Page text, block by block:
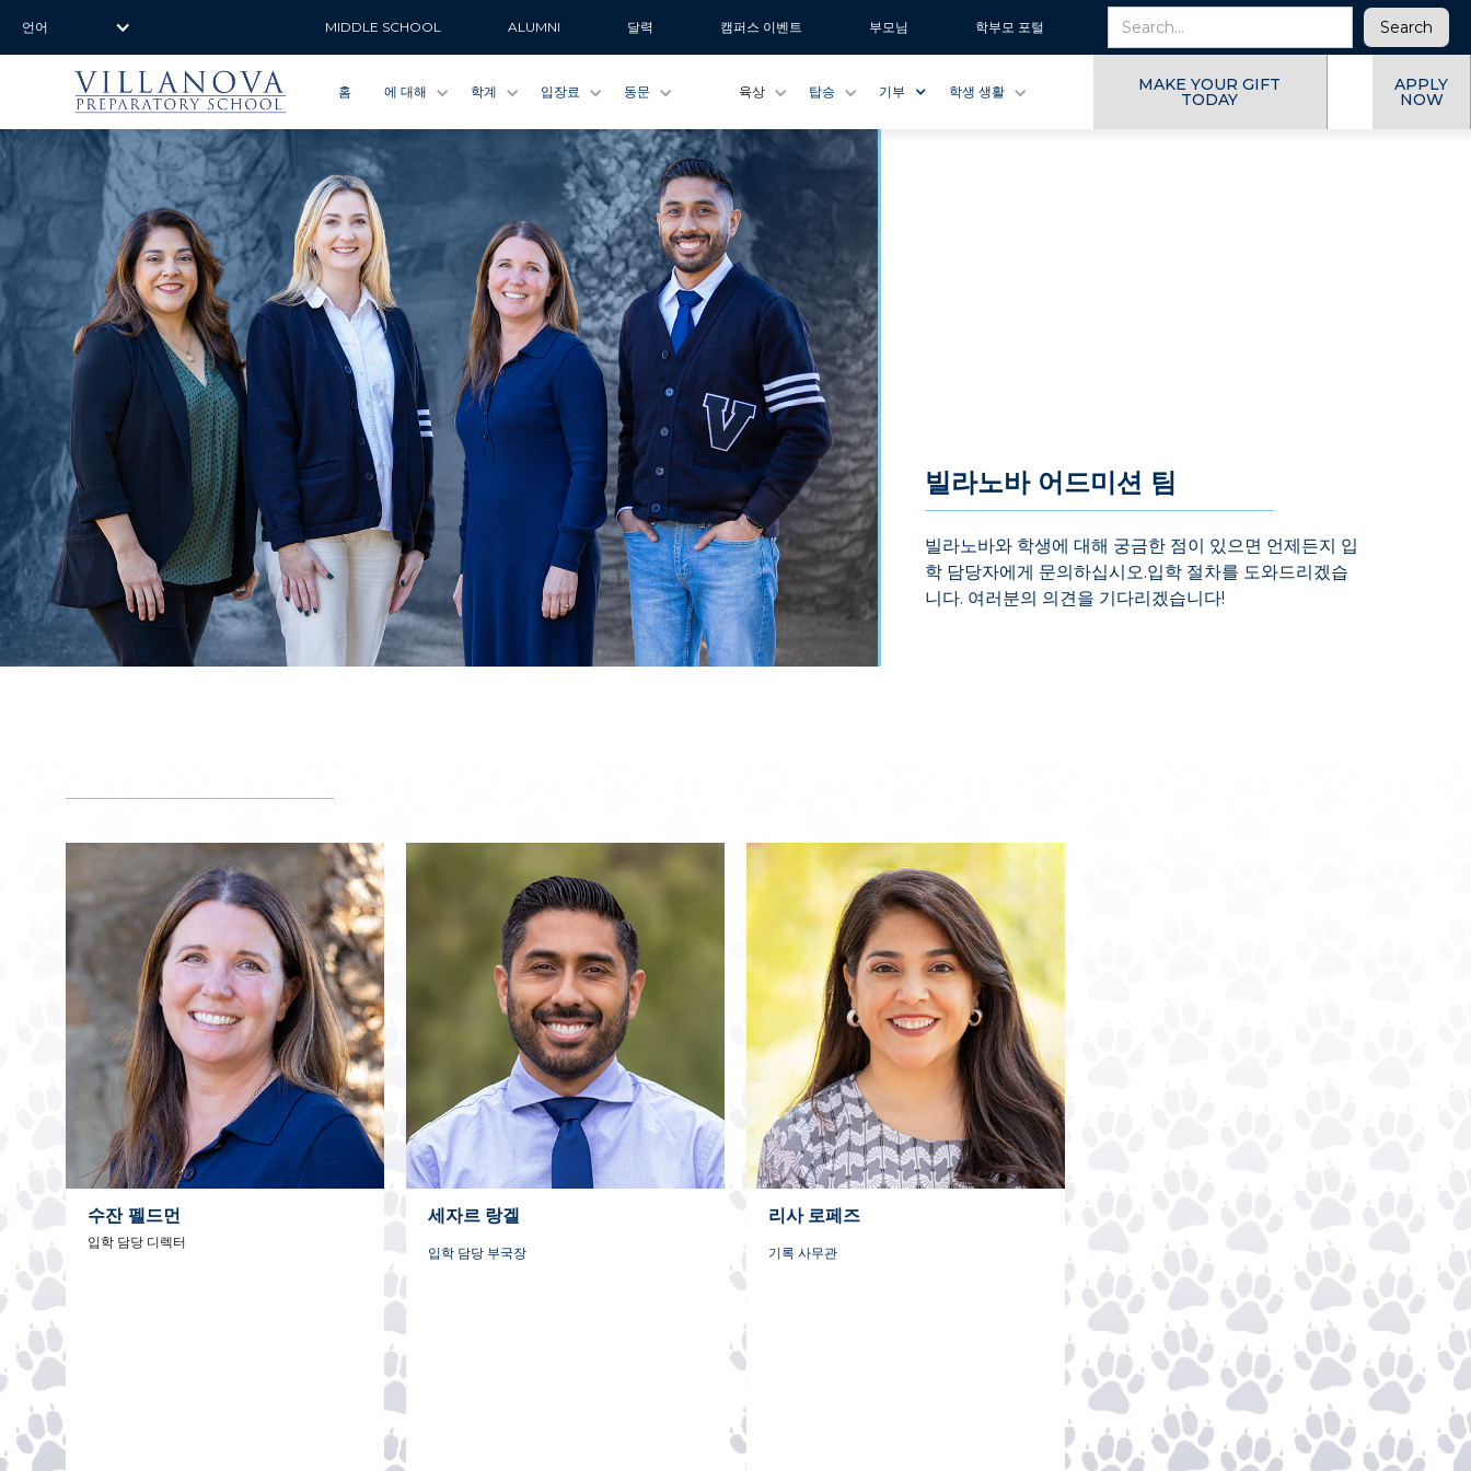
언어 MIDDLE SCHOOL ALUMNI 달력 캠퍼스 이벤트 부모님 학부모 포털
홈 에 대해 학계 입장료 동문 육상 탑승 기부 학생 생활 MAKE YOUR GIFT
TODAY
APPLY
NOW
빌라노바 어드미션 팀
빌라노바와 학생에 대해 궁금한 점이 있으면 언제든지 입
학 담당자에게 문의하십시오.입학 절차를 도와드리겠습
니다. 여러분의 의견을 기다리겠습니다!
수잔 펠드먼
입학 담당 디렉터
세자르 랑겔
입학 담당 부국장
리사 로페즈
기록 사무관